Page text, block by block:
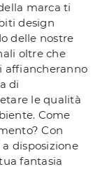
marca ti
design
delle nostre
oltre che
affiancheranno
di
le qualità
Come
Con
disposizione
fantasia